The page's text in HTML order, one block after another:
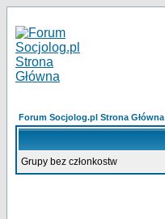
Forum Socjolog.pl Strona Główna
Grupy bez członkostw